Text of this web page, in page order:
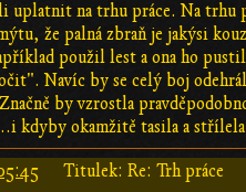
na trhu práce. Na trhu
že palná zbraň je jakýsi
použil lest a ona ho
Navíc by se celý boj
by vzrostla
kdyby okamžitě tasila a
Titulek: Re: Trh práce